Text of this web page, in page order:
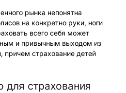
рынка непонятна
на конкретно руки, ноги
всего себя может
и привычным выходом из
причем страхование детей
для страхования